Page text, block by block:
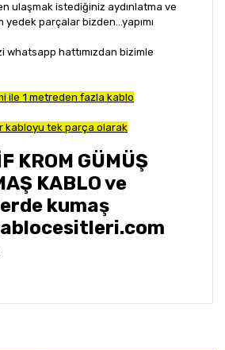
ulaşmak istediğiniz aydınlatma ve
yedek parçalar bizden...yapımı
whatsapp hattımızdan bizimle
ile 1 metreden fazla kablo
kabloyu tek parça olarak
KROM GÜMÜŞ
KABLO ve
kumaş
resim, ürün açıklamalarında ve